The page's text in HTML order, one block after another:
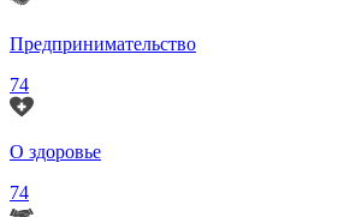
Предпринимательство
74
О здоровье
74